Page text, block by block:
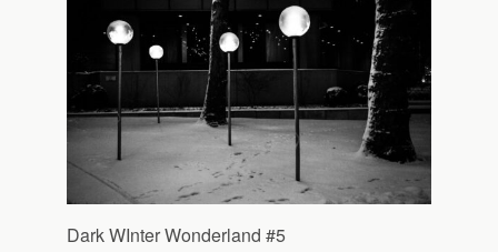
Dark WInter Wonderland #5